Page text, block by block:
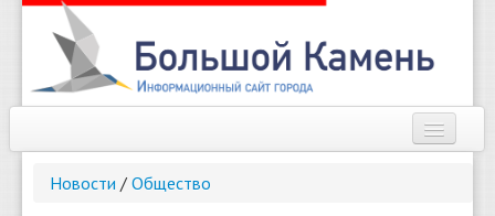
Новости / Общество